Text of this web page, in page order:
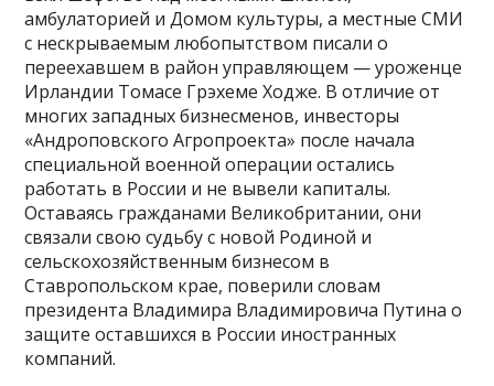
амбулаторией и Домом культуры, а местные СМИ
с нескрываемым любопытством писали о
переехавшем в район управляющем — уроженце
Ирландии Томасе Грэхеме Ходже. В отличие от
многих западных бизнесменов, инвесторы
«Андроповского Агропроекта» после начала
специальной военной операции остались
работать в России и не вывели капиталы.
Оставаясь гражданами Великобритании, они
связали свою судьбу с новой Родиной и
сельскохозяйственным бизнесом в
Ставропольском крае, поверили словам
президента Владимира Владимировича Путина о
защите оставшихся в России иностранных
компаний.